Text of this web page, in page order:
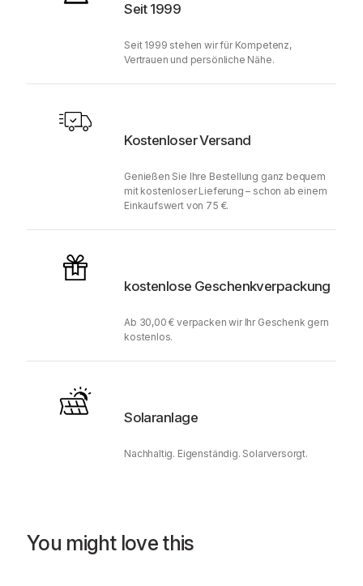
Seit 1999
Seit 1999 stehen wir für Kompetenz,
Vertrauen und persönliche Nähe.
Kostenloser Versand
Genießen Sie Ihre Bestellung ganz bequem
mit kostenloser Lieferung – schon ab einem
Einkaufswert von 75 €.
kostenlose Geschenkverpackung
Ab 30,00 € verpacken wir Ihr Geschenk gern
kostenlos.
Solaranlage
Nachhaltig. Eigenständig. Solarversorgt.
You might love this